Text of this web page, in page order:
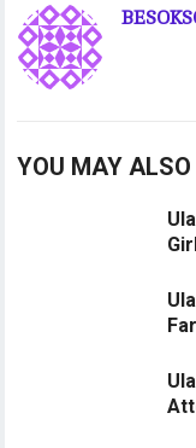
YOU MAY ALSO